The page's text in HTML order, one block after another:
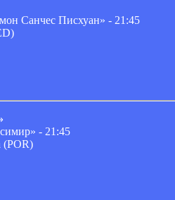
Санчес Писхуан» - 21:45
- 21:45
(POR)